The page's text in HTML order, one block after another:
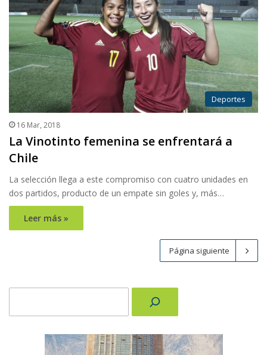
Deportes
16 Mar, 2018
La Vinotinto femenina se enfrentará a
Chile
La selección llega a este compromiso con cuatro unidades en
dos partidos, producto de un empate sin goles y, más…
Leer más »
Página siguiente